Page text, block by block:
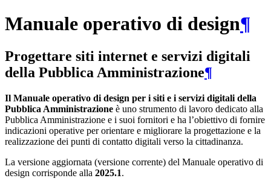
Manuale operativo di design¶
Progettare siti internet e servizi digitali
della Pubblica Amministrazione¶
Il Manuale operativo di design per i siti e i servizi digitali della
Pubblica Amministrazione è uno strumento di lavoro dedicato alla
Pubblica Amministrazione e i suoi fornitori e ha l’obiettivo di fornire
indicazioni operative per orientare e migliorare la progettazione e la
realizzazione dei punti di contatto digitali verso la cittadinanza.
La versione aggiornata (versione corrente) del Manuale operativo di
design corrisponde alla 2025.1.